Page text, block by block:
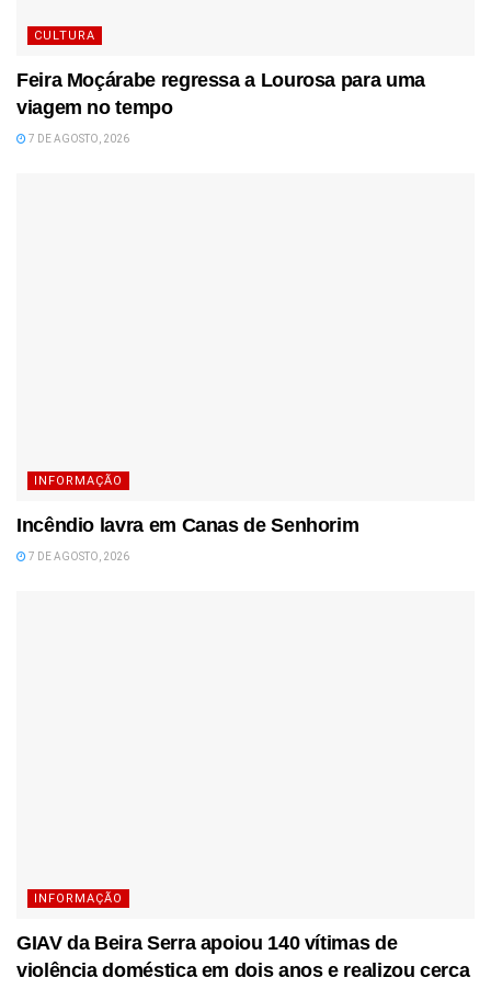
CULTURA
Feira Moçárabe regressa a Lourosa para uma
viagem no tempo
7 DE AGOSTO, 2026
INFORMAÇÃO
Incêndio lavra em Canas de Senhorim
7 DE AGOSTO, 2026
INFORMAÇÃO
GIAV da Beira Serra apoiou 140 vítimas de
violência doméstica em dois anos e realizou cerca